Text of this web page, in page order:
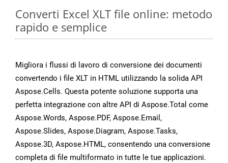
Converti Excel XLT file online: metodo
rapido e semplice
Migliora i flussi di lavoro di conversione dei documenti
convertendo i file XLT in HTML utilizzando la solida API
Aspose.Cells. Questa potente soluzione supporta una
perfetta integrazione con altre API di Aspose.Total come
Aspose.Words, Aspose.PDF, Aspose.Email,
Aspose.Slides, Aspose.Diagram, Aspose.Tasks,
Aspose.3D, Aspose.HTML, consentendo una conversione
completa di file multiformato in tutte le tue applicazioni.